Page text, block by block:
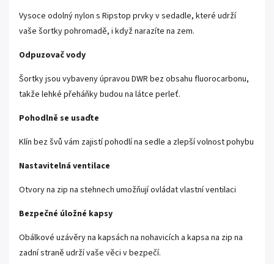
Vysoce odolný nylon s Ripstop prvky v sedadle, které udrží
vaše šortky pohromadě, i když narazíte na zem.
Odpuzovač vody
Šortky jsou vybaveny úpravou DWR bez obsahu fluorocarbonu,
takže lehké přeháňky budou na látce perleť.
Pohodlně se usaďte
Klín bez švů vám zajistí pohodlí na sedle a zlepší volnost pohybu
Nastavitelná ventilace
Otvory na zip na stehnech umožňují ovládat vlastní ventilaci
Bezpečné úložné kapsy
Obálkové uzávěry na kapsách na nohavicích a kapsa na zip na
zadní straně udrží vaše věci v bezpečí.